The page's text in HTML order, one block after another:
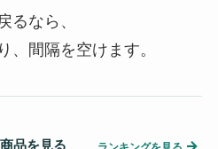
るなら、
、間隔を空けます。
品を見る →